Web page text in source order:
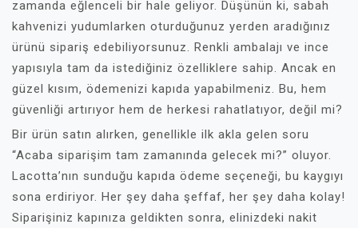
zamanda eğlenceli bir hale geliyor. Düşünün ki, sabah
kahvenizi yudumlarken oturduğunuz yerden aradığınız
ürünü sipariş edebiliyorsunuz. Renkli ambalajı ve ince
yapısıyla tam da istediğiniz özelliklere sahip. Ancak en
güzel kısım, ödemenizi kapıda yapabilmeniz. Bu, hem
güvenliği artırıyor hem de herkesi rahatlatıyor, değil mi?
Bir ürün satın alırken, genellikle ilk akla gelen soru
“Acaba siparişim tam zamanında gelecek mi?” oluyor.
Lacotta’nın sunduğu kapıda ödeme seçeneği, bu kaygıyı
sona erdiriyor. Her şey daha şeffaf, her şey daha kolay!
Siparişiniz kapınıza geldikten sonra, elinizdeki nakit